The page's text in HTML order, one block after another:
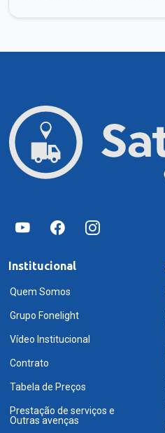
Institucional
Quem Somos
Grupo Fonelight
Vídeo Institucional
Contrato
Tabela de Preços
Prestação de serviços e
Outras avenças